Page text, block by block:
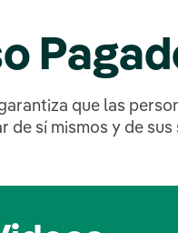
que las
sí mismos y de